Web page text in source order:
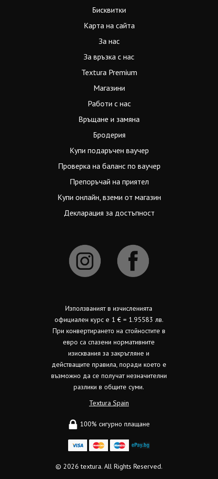
Бисквитки
Карта на сайта
За нас
За връзка с нас
Textura Premium
Магазини
Работи с нас
Връщане и замяна
Бродерия
Купи подаръчен ваучер
Проверка на баланс по ваучер
Препоръчай на приятел
Купи онлайн, вземи от магазин
Декларация за достъпност
Използваният в изчисленията
официален курс е 1 € = 1.95583 лв.
При конвертирането на стойностите в
евро са спазени нормативните
изисквания за закръгляне и
действащите правила, поради което е
възможно да се получат незначителни
разлики в общите суми.
Textura Spain
100% сигурно плащане
© 2026textura. All Rights Reserved.